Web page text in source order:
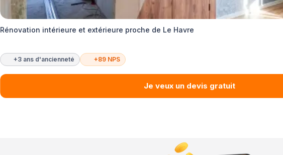
Rénovation intérieure et extérieure proche de Le Havre
+3 ans d'ancienneté +89 NPS
Je veux un devis gratuit